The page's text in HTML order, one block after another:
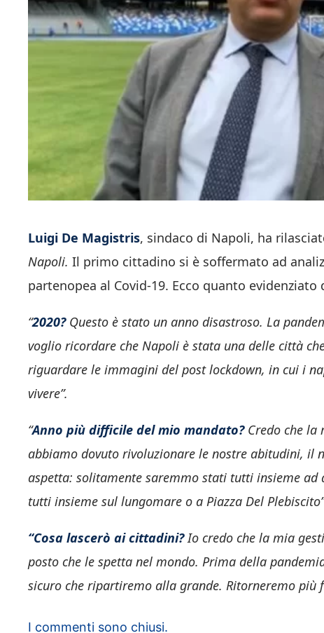
Luigi De Magistris, sindaco di Napoli, ha
Napoli. Il primo cittadino si è soffermato ad
partenopea al Covid-19. Ecco quanto
“2020?Questo è stato un anno disastroso. La
voglio ricordare che Napoli è stata una delle città
riguardare le immagini del post lockdown, in cui i
vivere”.
“Anno più difficile del mio mandato?Credo che la
abbiamo dovuto rivoluzionare le nostre abitudini, il
aspetta: solitamente saremmo stati tutti insieme
tutti insieme sul lungomare o a Piazza Del
“Cosa lascerò ai cittadini?Io credo che la mia
posto che le spetta nel mondo. Prima della
sicuro che ripartiremo alla grande. Ritorneremo più
I commenti sono chiusi.